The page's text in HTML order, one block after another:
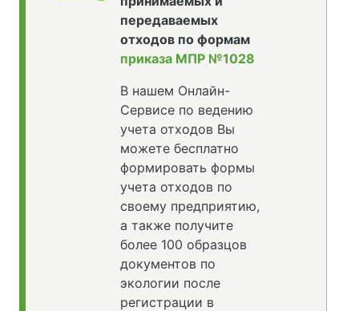
передаваемых
отходов по формам
приказа МПР №1028
В нашем Онлайн-
Сервисе по ведению
учета отходов Вы
можете бесплатно
формировать формы
учета отходов по
своему предприятию,
а также получите
более 100 образцов
документов по
экологии после
регистрации в